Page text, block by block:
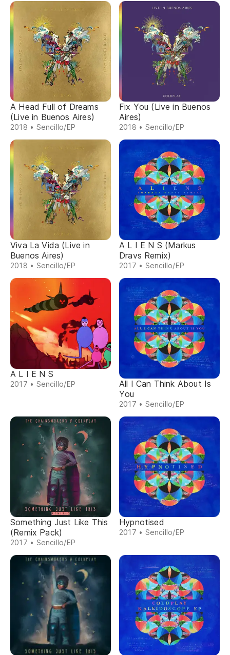
A Head Full of Dreams
(Live in Buenos Aires)
2018 • Sencillo/EP
Fix You (Live in Buenos
Aires)
2018 • Sencillo/EP
Viva La Vida (Live in
Buenos Aires)
2018 • Sencillo/EP
A L I E N S (Markus
Dravs Remix)
2017 • Sencillo/EP
A L I E N S
2017 • Sencillo/EP
All I Can Think About Is
You
2017 • Sencillo/EP
Something Just Like This
(Remix Pack)
2017 • Sencillo/EP
Hypnotised
2017 • Sencillo/EP